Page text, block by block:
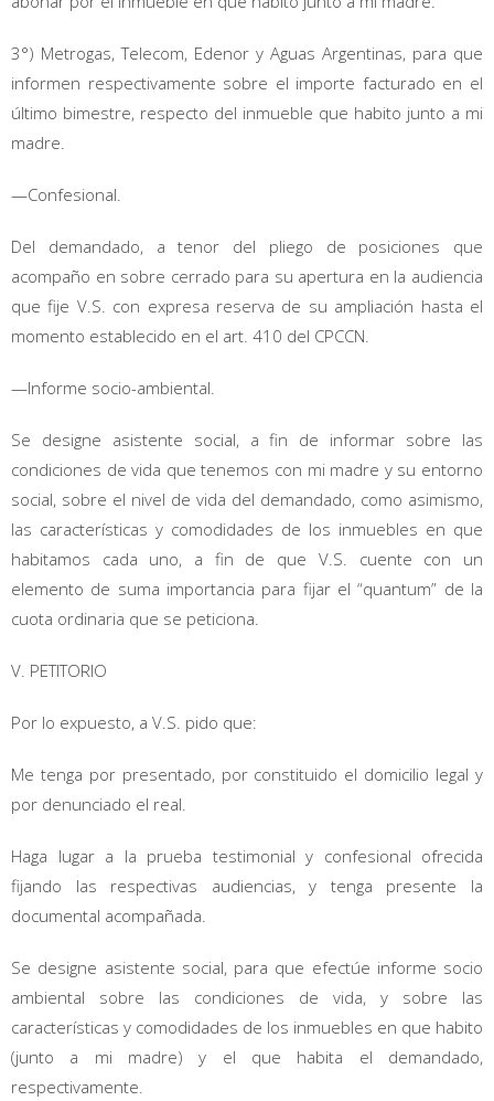
3°) Metrogas, Telecom, Edenor y Aguas Argentinas, para que
informen respectivamente sobre el importe facturado en el
último bimestre, respecto del inmueble que habito junto a mi
madre.
—Confesional.
Del demandado, a tenor del pliego de posiciones que
acompaño en sobre cerrado para su apertura en la audiencia
que fije V.S. con expresa reserva de su ampliación hasta el
momento establecido en el art. 410 del CPCCN.
—Informe socio-ambiental.
Se designe asistente social, a fin de informar sobre las
condiciones de vida que tenemos con mi madre y su entorno
social, sobre el nivel de vida del demandado, como asimismo,
las características y comodidades de los inmuebles en que
habitamos cada uno, a fin de que V.S. cuente con un
elemento de suma importancia para fijar el “quantum” de la
cuota ordinaria que se peticiona.
V. PETITORIO
Por lo expuesto, a V.S. pido que:
Me tenga por presentado, por constituido el domicilio legal y
por denunciado el real.
Haga lugar a la prueba testimonial y confesional ofrecida
fijando las respectivas audiencias, y tenga presente la
documental acompañada.
Se designe asistente social, para que efectúe informe socio
ambiental sobre las condiciones de vida, y sobre las
características y comodidades de los inmuebles en que habito
(junto a mi madre) y el que habita el demandado,
respectivamente.